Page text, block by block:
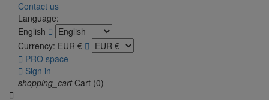
Contact us
Language:
English 
Currency: EUR € 
 PRO space
 Sign in
shopping_cart Cart (0)
